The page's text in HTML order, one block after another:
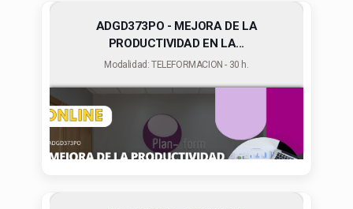
ADGD373PO - MEJORA DE LA
PRODUCTIVIDAD EN LA...
Modalidad: TELEFORMACION - 30 h.